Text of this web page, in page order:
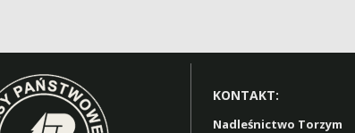
KONTAKT:
Nadleśnictwo Torzym